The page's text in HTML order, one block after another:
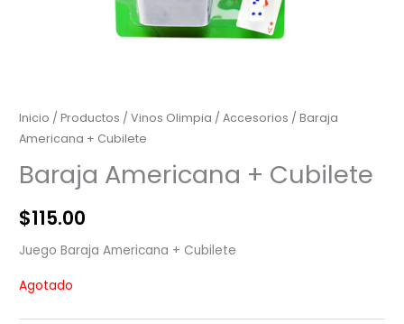
Inicio /Productos /Vinos Olimpia /Accesorios / Baraja
Americana + Cubilete
Baraja Americana + Cubilete
$115.00
Juego Baraja Americana + Cubilete
Agotado